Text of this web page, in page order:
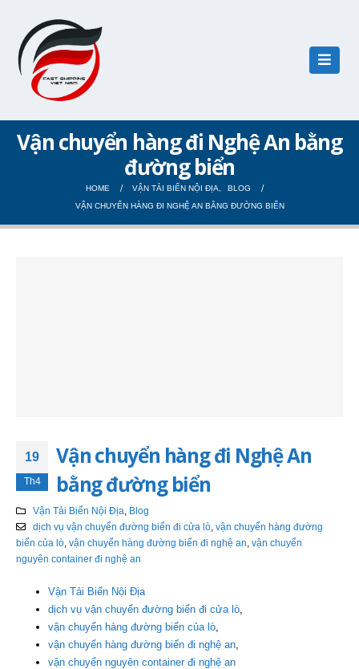
Vận chuyển hàng đi Nghệ An bằng
đường biển
HOME VẬN TẢI BIỂN NỘI ĐỊA
BLOG
VẬN CHUYỂN HÀNG ĐI NGHỆ AN BẰNG ĐƯỜNG BIỂN
19
Th4
Vận chuyển hàng đi Nghệ An
bằng đường biển
Vận Tải Biển Nội Địa
Blog
dịch vụ vận chuyển đường biển đi cửa lò, vận chuyển hàng đường
biển của lò vận chuyển hàng đường biển đi nghệ an vận chuyển
nguyên container đi nghệ an
Vận Tải Biển Nội Địa
dịch vụ vận chuyển đường biển đi cửa lò
vận chuyển hàng đường biển của lò
vận chuyển hàng đường biển đi nghệ an
vận chuyển nguyên container đi nghệ an